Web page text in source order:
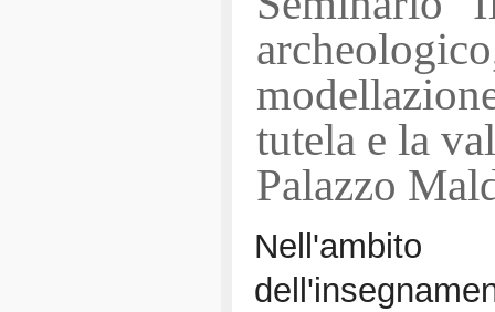
tutela e la
Palazzo
Nell'ambito